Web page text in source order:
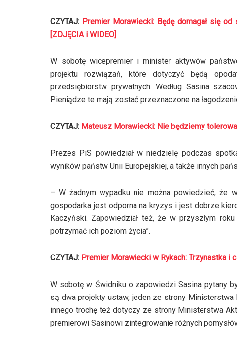
CZYTAJ: Premier Morawiecki: Będę domagał się
[ZDJĘCIA i WIDEO]
W sobotę wicepremier i minister aktywów
projektu rozwiązań, które dotyczyć będą
przedsiębiorstw prywatnych. Według Sasina
Pieniądze te mają zostać przeznaczone na
CZYTAJ: Mateusz Morawiecki: Nie będziemy
Prezes PiS powiedział w niedzielę podczas
wyników państw Unii Europejskiej, a także innych
– W żadnym wypadku nie można powiedzieć, że
gospodarka jest odporna na kryzys i jest dobrze
Kaczyński. Zapowiedział też, że w przyszłym
potrzymać ich poziom życia”.
CZYTAJ: Premier Morawiecki w Rykach: Trzynastka i
W sobotę w Świdniku o zapowiedzi Sasina pytany
są dwa projekty ustaw, jeden ze strony
innego trochę też dotyczy ze strony Ministerstwa
premierowi Sasinowi zintegrowanie różnych